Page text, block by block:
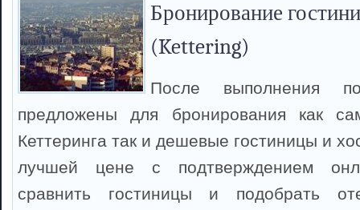
Бронирование
(Kettering)
После выполнения
предложены для бронирования как
Кеттеринга так и дешевые гостиницы и
лучшей цене с подтверждением
сравнить гостиницы и подобрать